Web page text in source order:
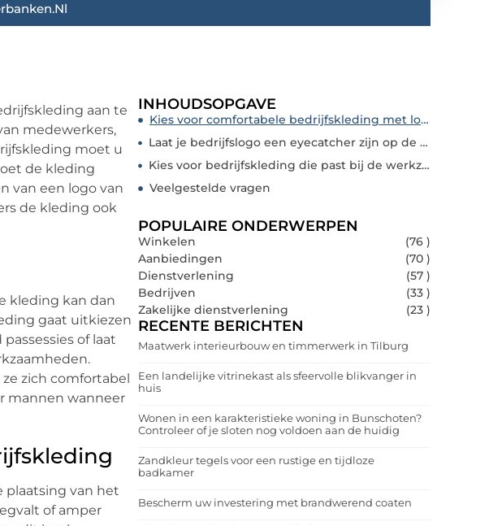
aan te
medewerkers,
moet u
de kleding
van een logo van
de kleding ook
kleding kan dan
gaat uitkiezen
of laat
zich comfortabel
mannen wanneer
plaatsing van het
of amper
INHOUDSOPGAVE
Kies voor comfortabele bedrijfskleding met logo
Laat je bedrijfslogo een eyecatcher zijn op de bedrijfskleding
Kies voor bedrijfskleding die past bij de werkzaamheden
Veelgestelde vragen
POPULAIRE ONDERWERPEN
Winkelen
(76 )
Aanbiedingen
(70 )
Dienstverlening
(57 )
Bedrijven
(33 )
Zakelijke dienstverlening
(23 )
RECENTE BERICHTEN
Maatwerk interieurbouw en timmerwerk in Tilburg
Een landelijke vitrinekast als sfeervolle blikvanger in
huis
Wonen in een karakteristieke woning in Bunschoten?
Controleer of je sloten nog voldoen aan de huidig
Zandkleur tegels voor een rustige en tijdloze
badkamer
Bescherm uw investering met brandwerend coaten